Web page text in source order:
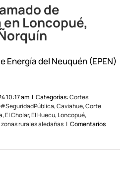
de
Loncopué,
Energía del Neuquén (EPEN)
10:17 am | Categorías:Cortes
#SeguridadPública,Caviahue,Corte
,El Cholar,El Huecu, Loncopué,
zonas rurales aledañas | Comentarios